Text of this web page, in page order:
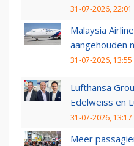
31-07-2026, 22:01
Malaysia
aangehouden
31-07-2026, 13:55
Lufthansa
Edelweiss en
31-07-2026, 13:17
Meer